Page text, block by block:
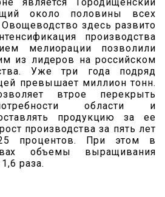
около половины всех
здесь развито
производства
мелиорации позволили
из лидеров на российском
Уже три года подряд
превышает миллион тонн.
втрое перекрыть
области и
продукцию за ее
производства за пять лет
процентов. При этом в
объемы выращивания
раза.